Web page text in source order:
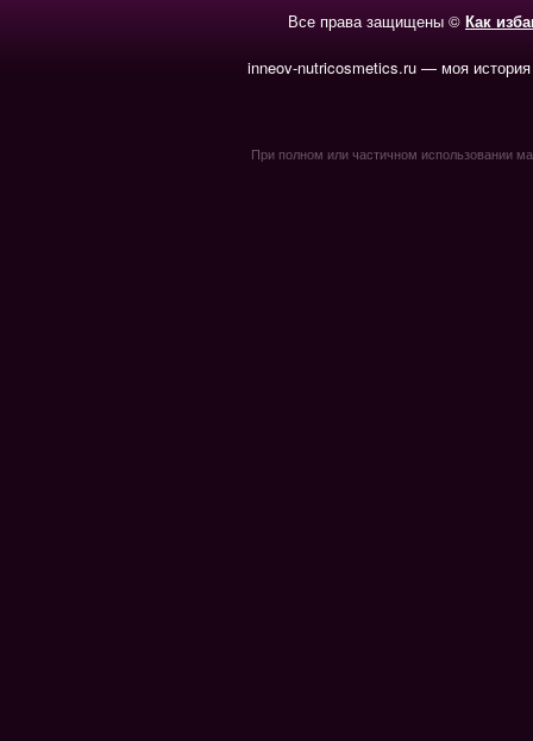
Все права защищены © Как
inneov-nutricosmetics.ru — моя
При полном или частичном использовании